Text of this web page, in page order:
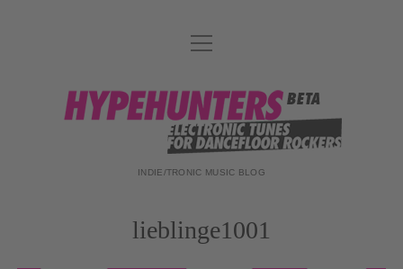
DATENSCHUTZ
DJ-TEAM
ABOUT
Menü
öffnen
hypehunters
INDIE/TRONIC MUSIC BLOG
lieblinge1001